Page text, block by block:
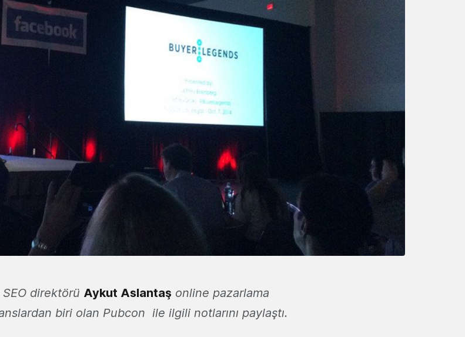
SEO direktörü Aykut Aslantaş online pazarlama
biri olan Pubcon ile ilgili notlarını paylaştı.